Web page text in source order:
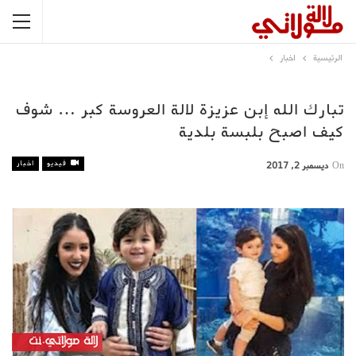
الرئيسية اخبار
تبارك الله إبن عزيزة لالة العروسة كبر … شوف
كيف اصبح بلبسة بلدية
فيديو اخبار On ديسمبر 2, 2017